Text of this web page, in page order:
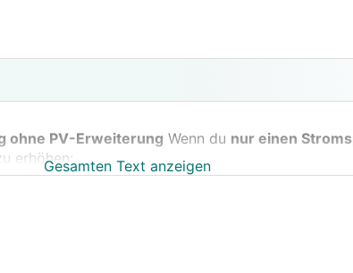
ohne PV-Erweiterung Wenn du nur einen
erhöhen:Gesamten Text anzeigen